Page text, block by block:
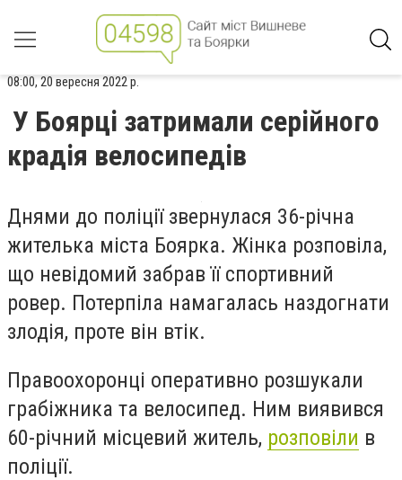
08:00, 20 вересня 2022 р.
У Боярці затримали серійного
крадія велосипедів
Днями до поліції звернулася 36-річна
жителька міста Боярка. Жінка розповіла,
що невідомий забрав її спортивний
ровер. Потерпіла намагалась наздогнати
злодія, проте він втік.
Правоохоронці оперативно розшукали
грабіжника та велосипед. Ним виявився
60-річний місцевий житель, розповіли в
поліції.